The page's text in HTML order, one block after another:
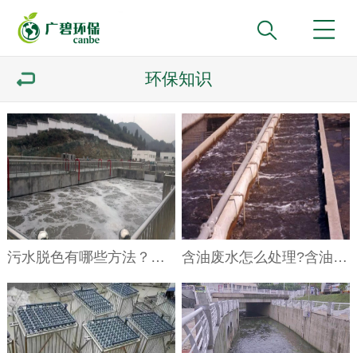
环保知识
污水脱色有哪些方法？六种污水脱色技术介绍 含油废水怎么处理?含油废水处理技术详解